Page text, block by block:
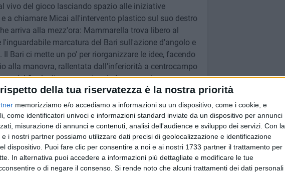
della tua riservatezza è la nostra priorità
memorizziamo e/o accediamo a informazioni su un dispositivo, come i cookie, e
come identificatori univoci e informazioni standard inviate da un dispositivo per annunci
misurazione di annunci e contenuti, analisi dell'audience e sviluppo dei servizi. Con la
i nostri partner possiamo utilizzare dati precisi di geolocalizzazione e identificazione
dispositivo. Puoi fare clic per consentire a noi e ai nostri 1733 partner il trattamento per
In alternativa puoi accedere a informazioni più dettagliate e modificare le tue
o di negare il consenso. Si rende noto che alcuni trattamenti dei dati personali
vivo del gioco lasciando spazio alle iniziative
a chiamare Micai all'intervento plastico sul suo destro
arriva alla mezz'ora: Mammarella trova libero al
marcatura del Bari sull'azione d'angolo e
Bari ci mette un po' per riorganizzare le idee, facendo
alla manovra, rallentata dall'inferiorità a centrocampo
del finale di tempo arriva da Improta, che prova a
ma trova l'attenta opposizione di Marcone sul suo
dello svantaggio, entra in campo con un'altra verve,
2' e i biancorossi pervengono immediatamente al